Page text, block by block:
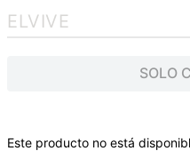
ELVIVE
SOLO
Este producto no está